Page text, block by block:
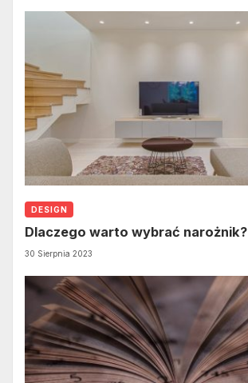
DESIGN
Dlaczego warto wybrać narożnik?
30 Sierpnia 2023